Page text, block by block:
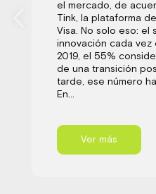
el mercado, de
Tink, la plataforma
Visa. No solo eso: el
innovación cada vez
2019, el 55%
de una transición
tarde, ese número
En...
Ver más